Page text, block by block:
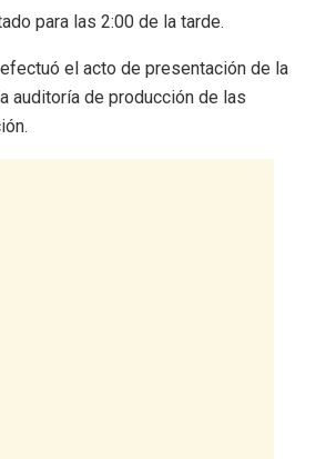
para las 2:00 de la tarde.
el acto de presentación de la
auditoría de producción de las